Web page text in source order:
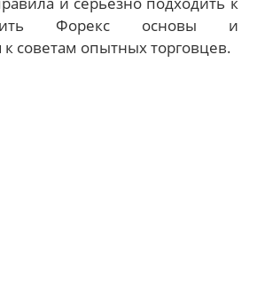
Форекс основы и
советам опытных торговцев.